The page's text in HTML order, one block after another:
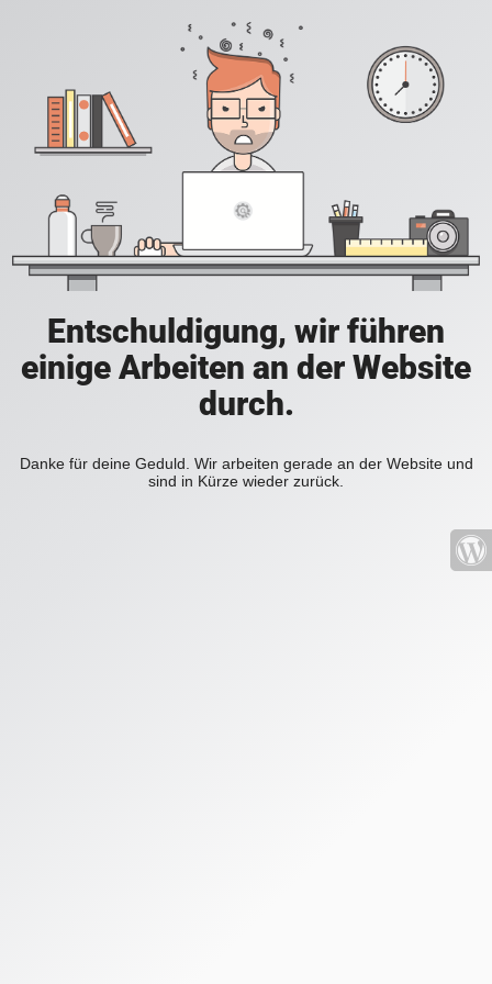
Entschuldigung, wir führen
einige Arbeiten an der Website
durch.
Danke für deine Geduld. Wir arbeiten gerade an der Website und
sind in Kürze wieder zurück.